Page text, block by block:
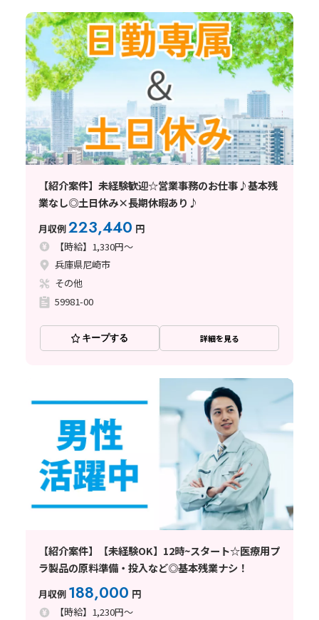
【紹介案件】未経験歓迎☆営業事務のお仕事♪基本残
業なし◎土日休み×長期休暇あり♪
月収例223,440 円
【時給】1,330円～
兵庫県尼崎市
その他
59981-00
キープする 詳細を見る
【紹介案件】【未経験OK】12時~スタート☆医療用プ
ラ製品の原料準備・投入など◎基本残業ナシ！
月収例 188,000 円
【時給】1,230円～